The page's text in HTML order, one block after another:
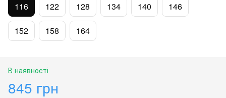
116 122 128 134 140 146
152 158 164
В наявності
845 грн